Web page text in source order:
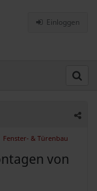
Einloggen
Fenster- & Türenbau
von